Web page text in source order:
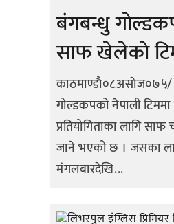
बंगबन्धु
साफ खेलेकाे
गोल्डकपको नेपाली
प्रतियोगिताका लागि
जाने भएको छ । जसका
मंगलबारदेखि...